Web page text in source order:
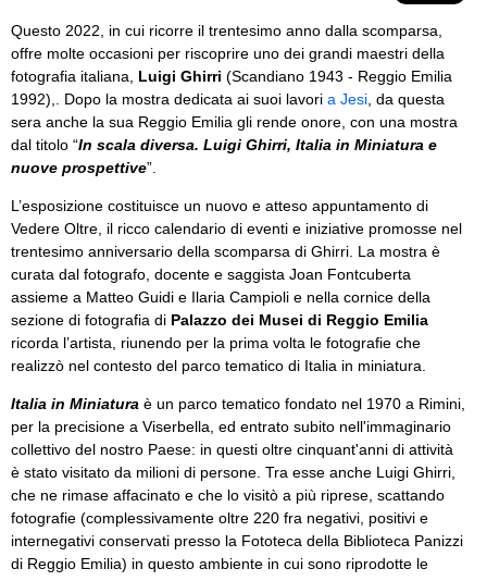
Questo 2022, in cui ricorre il trentesimo anno dalla scomparsa,
offre molte occasioni per riscoprire uno dei grandi maestri della
fotografia italiana, Luigi Ghirri (Scandiano 1943 - Reggio Emilia
1992),. Dopo la mostra dedicata ai suoi lavori a Jesi , da questa
sera anche la sua Reggio Emilia gli rende onore, con una mostra
dal titolo “In scala diversa. Luigi Ghirri, Italia in Miniatura e
nuove prospettive”.
L’esposizione costituisce un nuovo e atteso appuntamento di
Vedere Oltre, il ricco calendario di eventi e iniziative promosse nel
trentesimo anniversario della scomparsa di Ghirri. La mostra è
curata dal fotografo, docente e saggista Joan Fontcuberta
assieme a Matteo Guidi e Ilaria Campioli e nella cornice della
sezione di fotografia di Palazzo dei Musei di Reggio Emilia
ricorda l’artista, riunendo per la prima volta le fotografie che
realizzò nel contesto del parco tematico di Italia in miniatura.
Italia in Miniatura è un parco tematico fondato nel 1970 a Rimini,
per la precisione a Viserbella, ed entrato subito nell'immaginario
collettivo del nostro Paese: in questi oltre cinquant'anni di attività
è stato visitato da milioni di persone. Tra esse anche Luigi Ghirri,
che ne rimase affacinato e che lo visitò a più riprese, scattando
fotografie (complessivamente oltre 220 fra negativi, positivi e
internegativi conservati presso la Fototeca della Biblioteca Panizzi
di Reggio Emilia) in questo ambiente in cui sono riprodotte le